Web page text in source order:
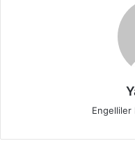
Engelliler